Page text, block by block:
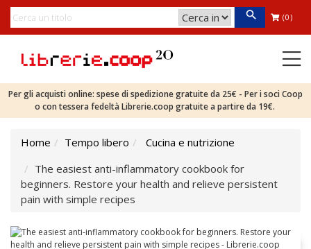
(0)
Per gli acquisti online: spese di spedizione gratuite da 25€ - Per i soci Coop
o con tessera fedeltà Librerie.coop gratuite a partire da 19€.
Home Tempo libero
Cucina e nutrizione
The easiest anti-inflammatory cookbook for
beginners. Restore your health and relieve persistent
pain with simple recipes